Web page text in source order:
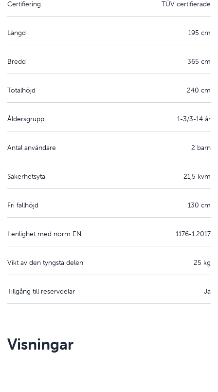
Certifiering TÜV certifierade
Längd 195 cm
Bredd 365 cm
Totalhöjd 240 cm
Åldersgrupp 1-3/3-14 år
Antal användare 2 barn
Säkerhetsyta 21,5 kvm
Fri fallhöjd 130 cm
I enlighet med norm EN 1176-1:2017
Vikt av den tyngsta delen 25 kg
Tillgång till reservdelar Ja
Visningar